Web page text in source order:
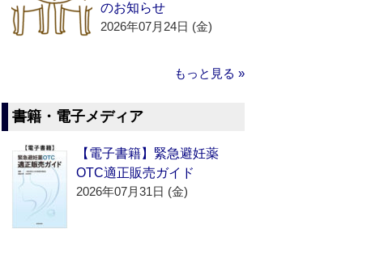
のお知らせ
2026年07月24日 (金)
もっと見る »
書籍・電子メディア
【電子書籍】緊急避妊薬
OTC適正販売ガイド
2026年07月31日 (金)